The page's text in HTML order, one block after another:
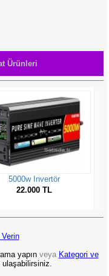
Ürünleri
yapınveya Kategori ve
ulaşabilirsiniz.